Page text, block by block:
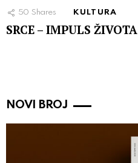
50 Shares KULTURA
SRCE – IMPULS ŽIVOTA
NOVI BROJ